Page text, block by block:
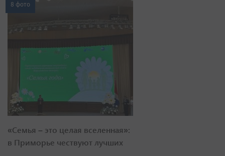
8 фото
«Семья – это целая вселенная»:
в Приморье чествуют лучших